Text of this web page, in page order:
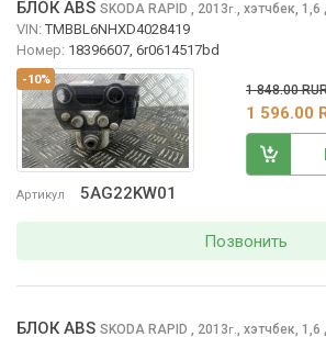
-10%
Артикул 5AG22KW01
БЛОК ABS SKODA RAPID , 2013г. хэтчбек, 1,6
VIN: TMBBL6NHXD4028419
Номер: 18396607, 6r0614517bd
1 848.00
1 596.00
Позвонить
БЛОК ABS SKODA RAPID , 2013г. хэтчбек, 1,6